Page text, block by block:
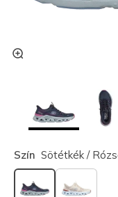
Szín Sötétkék /